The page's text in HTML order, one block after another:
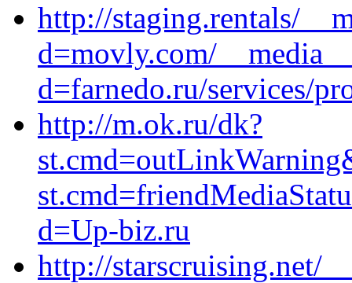
http://staging.rentals/
d=movly.com/
d=farnedo.ru/services/
http://m.ok.ru/dk?
d=Up-biz.ru
http://starscruising.net/